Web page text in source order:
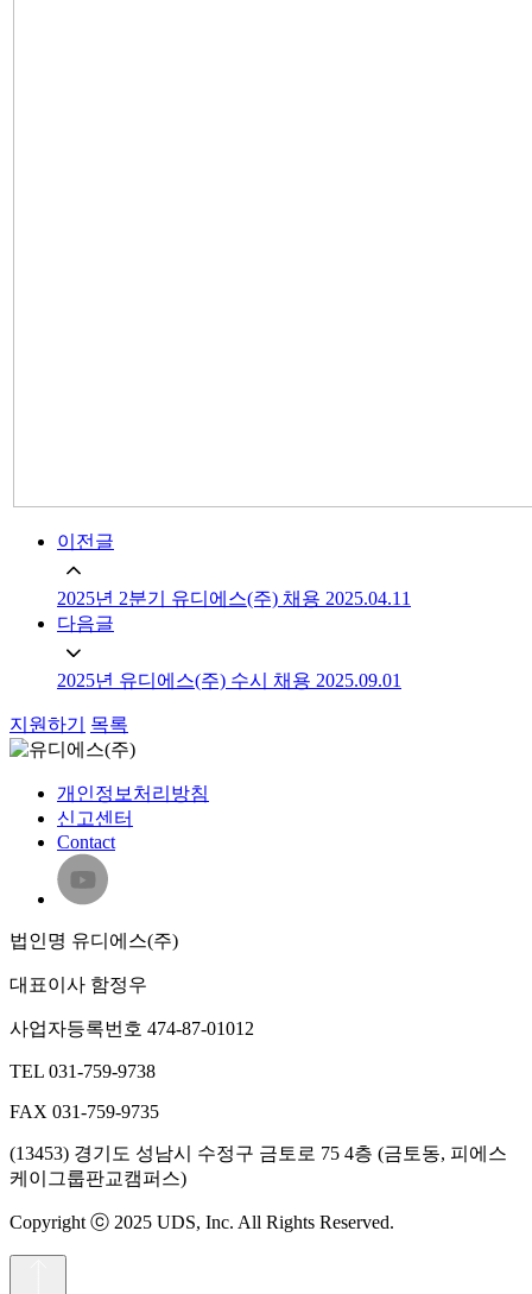
이전글
2025년 2분기 유디에스(주) 채용 2025.04.11
다음글
2025년 유디에스(주) 수시 채용 2025.09.01
지원하기 목록
개인정보처리방침
신고센터
Contact
법인명 유디에스(주)
대표이사 함정우
사업자등록번호 474-87-01012
TEL 031-759-9738
FAX 031-759-9735
(13453) 경기도 성남시 수정구 금토로 75 4층 (금토동, 피에스
케이그룹판교캠퍼스)
Copyright ⓒ 2025 UDS, Inc. All Rights Reserved.